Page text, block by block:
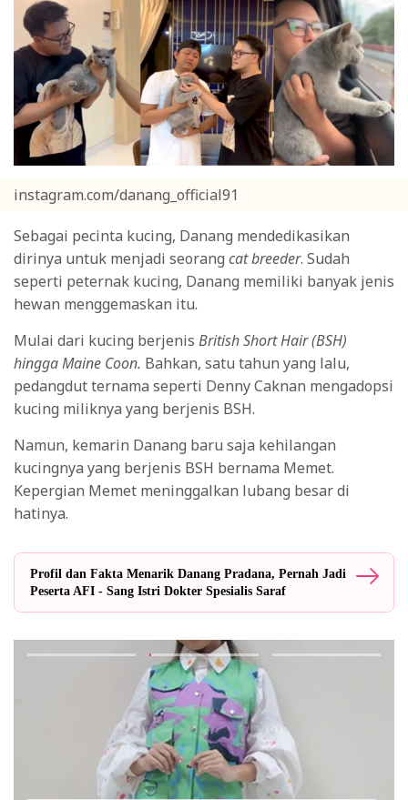
instagram.com/danang_official91
Sebagai pecinta kucing, Danang mendedikasikan
dirinya untuk menjadi seorang cat breeder. Sudah
seperti peternak kucing, Danang memiliki banyak jenis
hewan menggemaskan itu.
Mulai dari kucing berjenis British Short Hair (BSH)
hingga Maine Coon. Bahkan, satu tahun yang lalu,
pedangdut ternama seperti Denny Caknan mengadopsi
kucing miliknya yang berjenis BSH.
Namun, kemarin Danang baru saja kehilangan
kucingnya yang berjenis BSH bernama Memet.
Kepergian Memet meninggalkan lubang besar di
hatinya.
Profil dan Fakta Menarik Danang Pradana, Pernah Jadi
Peserta AFI - Sang Istri Dokter Spesialis Saraf